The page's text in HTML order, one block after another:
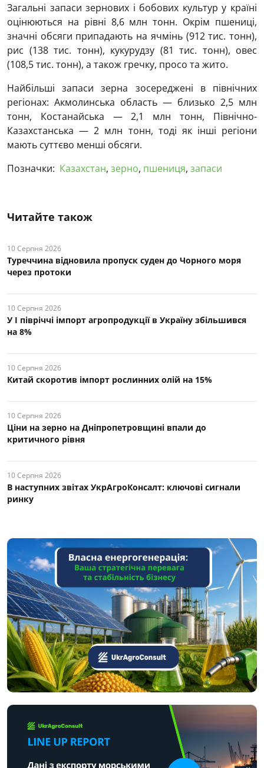
Загальні запаси зернових і бобових культур у країні
оцінюються на рівні 8,6 млн тонн. Окрім пшениці,
значні обсяги припадають на ячмінь (912 тис. тонн),
рис (138 тис. тонн), кукурудзу (81 тис. тонн), овес
(108,5 тис. тонн), а також гречку, просо та жито.
Найбільші запаси зерна зосереджені в північних
регіонах: Акмолинська область — близько 2,5 млн
тонн, Костанайська — 2,1 млн тонн, Північно-
Казахстанська — 2 млн тонн, тоді як інші регіони
мають суттєво менші обсяги.
Позначки: Казахстан, зерно, пшениця, запаси
Читайте також
10 Серпня 2026
Туреччина відновила пропуск суден до Чорного моря
через протоки
10 Серпня 2026
У І півріччі імпорт агропродукції в Україну збільшився
на 8%
10 Серпня 2026
Китай скоротив імпорт рослинних олій на 15%
10 Серпня 2026
Ціни на зерно на Дніпропетровщині впали до
критичного рівня
10 Серпня 2026
В наступних звітах УкрАгроКонсалт: ключові cигнали
ринку